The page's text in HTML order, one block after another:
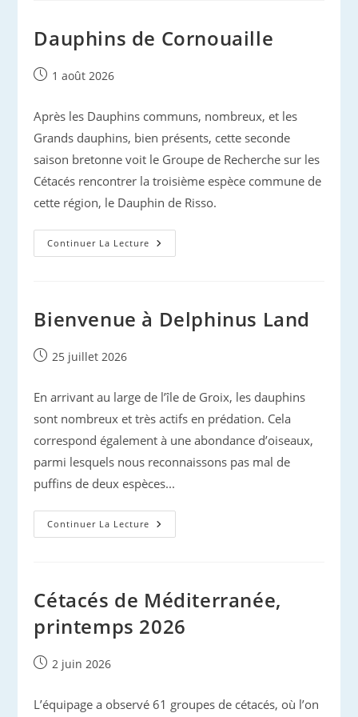
Dauphins de Cornouaille
Publication
1 août 2026
Après les Dauphins communs, nombreux, et les
Grands dauphins, bien présents, cette seconde
saison bretonne voit le Groupe de Recherche sur les
Cétacés rencontrer la troisième espèce commune de
cette région, le Dauphin de Risso.
Continuer La Lecture Dauphins
De
Bienvenue à Delphinus Land
Publication
25 juillet 2026
En arrivant au large de l’île de Groix, les dauphins
sont nombreux et très actifs en prédation. Cela
correspond également à une abondance d’oiseaux,
parmi lesquels nous reconnaissons pas mal de
puffins de deux espèces...
Continuer La Lecture Bienvenue
À
Cétacés de Méditerranée,
printemps 2026
Publication
2 juin 2026
L’équipage a observé 61 groupes de cétacés, où l’on